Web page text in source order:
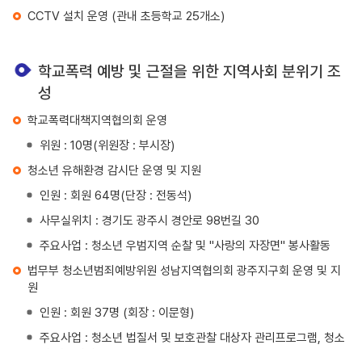
CCTV 설치 운영 (관내 초등학교 25개소)
학교폭력 예방 및 근절을 위한 지역사회 분위기 조
성
학교폭력대책지역협의회 운영
위원 : 10명(위원장 : 부시장)
청소년 유해환경 감시단 운영 및 지원
인원 : 회원 64명(단장 : 전동석)
사무실위치 : 경기도 광주시 경안로 98번길 30
주요사업 : 청소년 우범지역 순찰 및 "사랑의 자장면" 봉사활동
법무부 청소년범죄예방위원 성남지역협의회 광주지구회 운영 및 지
원
인원 : 회원 37명 (회장 : 이문형)
주요사업 : 청소년 법질서 및 보호관찰 대상자 관리프로그램, 청소